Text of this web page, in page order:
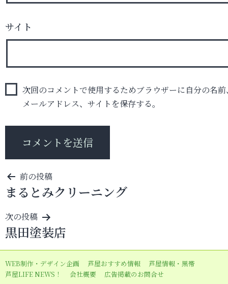
サイト
次回のコメントで使用するためブラウザーに自分の名前
メールアドレス、サイトを保存する。
投
稿
ナ
ビ
ゲ
ー
シ
前の投稿
まるとみクリーニング
次の投稿
黒田塗装店
WEB制作・デザイン企画 芦屋おすすめ情報
芦屋情報・黒帯
芦屋LIFE NEWS！
会社概要 広告掲載のお問合せ